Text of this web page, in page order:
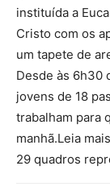
instituída a
Cristo com os
um tapete de
Desde às 6h30
jovens de 18
trabalham para
manhã.Leia
29 quadros